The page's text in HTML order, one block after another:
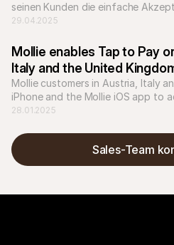
seinen Kunden die einfache
zu ermöglichen.
29.04.2025
Mollie enables Tap to Pay
Italy and the United
Mollie customers in Austria, Italy
iPhone and the Mollie iOS app to
without the need to purchase or
28.01.2025
Sales-Team